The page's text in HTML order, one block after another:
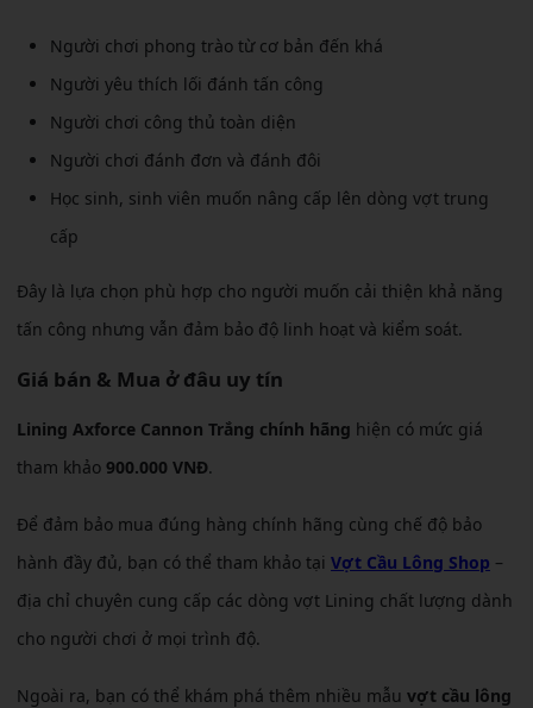
Người chơi phong trào từ cơ bản đến khá
Người yêu thích lối đánh tấn công
Người chơi công thủ toàn diện
Người chơi đánh đơn và đánh đôi
Học sinh, sinh viên muốn nâng cấp lên dòng vợt trung
cấp
Đây là lựa chọn phù hợp cho người muốn cải thiện khả năng
tấn công nhưng vẫn đảm bảo độ linh hoạt và kiểm soát.
Giá bán & Mua ở đâu uy tín
Lining Axforce Cannon Trắng chính hãng hiện có mức giá
tham khảo 900.000 VNĐ.
Để đảm bảo mua đúng hàng chính hãng cùng chế độ bảo
hành đầy đủ, bạn có thể tham khảo tại Vợt Cầu Lông Shop –
địa chỉ chuyên cung cấp các dòng vợt Lining chất lượng dành
cho người chơi ở mọi trình độ.
Ngoài ra, bạn có thể khám phá thêm nhiều mẫu vợt cầu lông